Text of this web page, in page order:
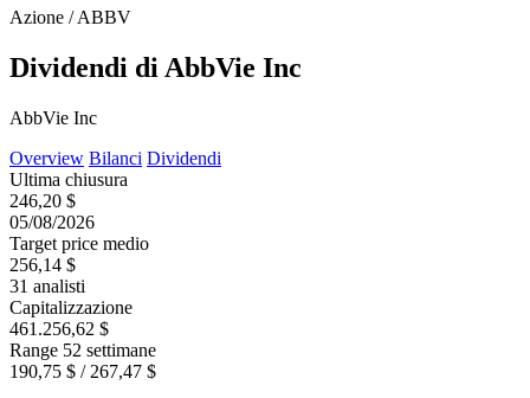
Azione / ABBV
Dividendi di AbbVie Inc
AbbVie Inc
Overview Bilanci Dividendi
Ultima chiusura
246,20 $
05/08/2026
Target price medio
256,14 $
31 analisti
Capitalizzazione
461.256,62 $
Range 52 settimane
190,75 $ / 267,47 $